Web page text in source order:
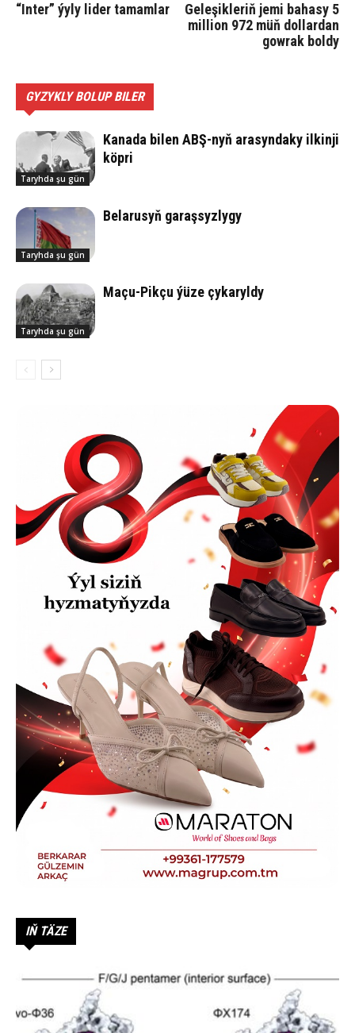
“Inter” ýyly lider tamamlar
Ge­le­şik­le­riň je­mi ba­ha­sy 5
mil­lion 972 müň dol­lar­dan
gow­rak bol­dy
GYZYKLY BOLUP BILER
Taryhda şu gün
Ka­na­da bilen ABŞ-nyň arasyndaky ilkinji
köp­ri
Taryhda şu gün
Belarusyň garaşsyzlygy
Taryhda şu gün
Ma­çu-Pik­çu ýü­ze çy­ka­ryl­dy
IŇ TÄZE